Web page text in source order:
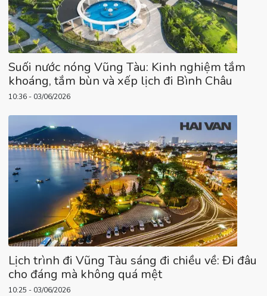
Suối nước nóng Vũng Tàu: Kinh nghiệm tắm
khoáng, tắm bùn và xếp lịch đi Bình Châu
10:36 - 03/06/2026
Lịch trình đi Vũng Tàu sáng đi chiều về: Đi đâu
cho đáng mà không quá mệt
10:25 - 03/06/2026